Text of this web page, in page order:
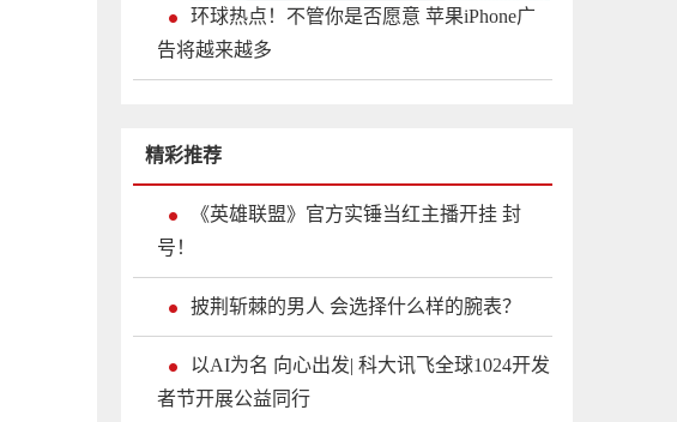
环球热点！不管你是否愿意 苹果iPhone广
告将越来越多
精彩推荐
《英雄联盟》官方实锤当红主播开挂 封
号！
披荆斩棘的男人 会选择什么样的腕表？
以AI为名 向心出发| 科大讯飞全球1024开发
者节开展公益同行